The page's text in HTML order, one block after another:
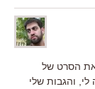
הסרט של
והגבות שלי